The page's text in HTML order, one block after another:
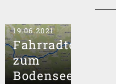
19.06.2021
Fahrradtour
zum
Bodensee